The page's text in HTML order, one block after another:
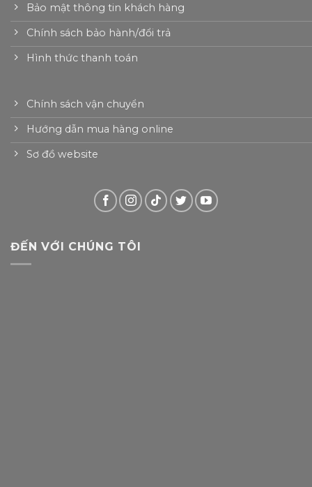
Bảo mật thông tin khách hàng
Chính sách bảo hành/đổi trả
Hình thức thanh toán
Chính sách vận chuyển
Hướng dẫn mua hàng online
Sơ đồ website
ĐẾN VỚI CHÚNG TÔI